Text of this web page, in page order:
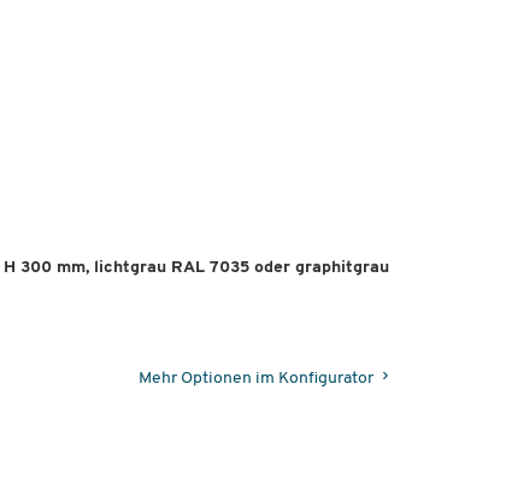
300 mm, lichtgrau RAL 7035 oder graphitgrau
Mehr Optionen im Konfigurator